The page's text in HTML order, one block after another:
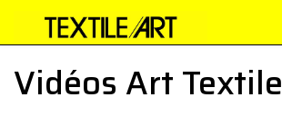
Vidéos Art Textile